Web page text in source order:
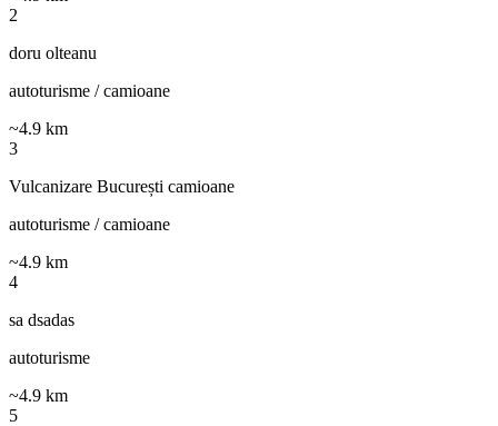
2
doru olteanu
autoturisme / camioane
~4.9 km
3
Vulcanizare București camioane
autoturisme / camioane
~4.9 km
4
sa dsadas
autoturisme
~4.9 km
5